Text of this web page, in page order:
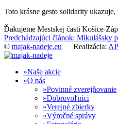
Toto krásne gesto solidarity
Ďakujeme Mestskej časti Košice-
Predchádzajúci článok: Mikulášsky
© majak-nadeje.eu Realizácia:
Naše akcie
O nás
Povinné zverejňovanie
Dobrovoľníci
Verejné zbierky
Výročné správy